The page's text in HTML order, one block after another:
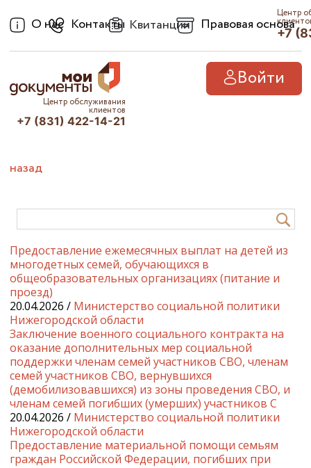
О нас Контакты Квитанции Правовая основа
Центр
+7
Войти
Центр обслуживания
клиентов
+7 (831) 422-14-21
назад
Предоставление ежемесячных выплат на детей из
многодетных семей, обучающихся в
общеобразовательных организациях (питание и
проезд)
20.04.2026 / Министерство социальной политики
Нижегородской области
Заключение военного социального контракта на
оказание дополнительных мер социальной
поддержки членам семей участников СВО, членам
семей участников СВО, вернувшихся
(демобилизовавшихся) из зоны проведения СВО, и
членам семей погибших (умерших) участников С
20.04.2026 / Министерство социальной политики
Нижегородской области
Предоставление материальной помощи семьям
граждан Российской Федерации, погибших при